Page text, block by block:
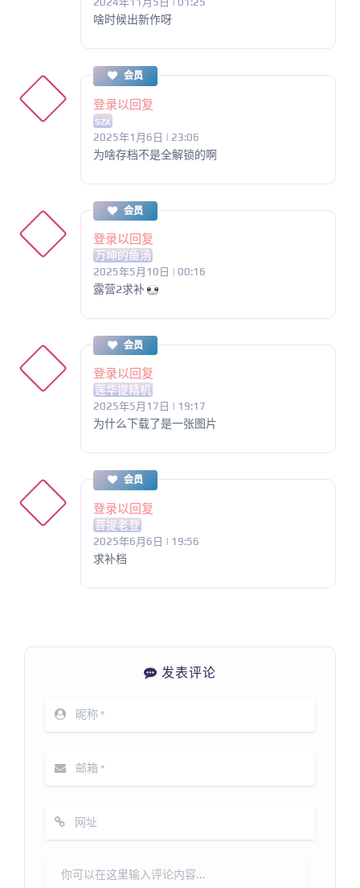
啥时候出新作呀
会员
登录以回复
szx
2025年1月6日 | 23:06
为啥存档不是全解锁的啊
会员
登录以回复
万坤的鱼汤
2025年5月10日 | 00:16
露营2求补
会员
登录以回复
莲华提精机
2025年5月17日 | 19:17
为什么下载了是一张图片
会员
登录以回复
菩提老登
2025年6月6日 | 19:56
求补档
发表评论